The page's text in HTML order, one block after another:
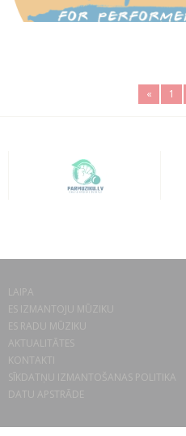
« 1
LAIPA
ES IZMANTOJU MŪZIKU
ES RADU MŪZIKU
AKTUALITĀTES
KONTAKTI
SĪKDATŅU IZMANTOŠANAS POLITIKA
DATU APSTRĀDE